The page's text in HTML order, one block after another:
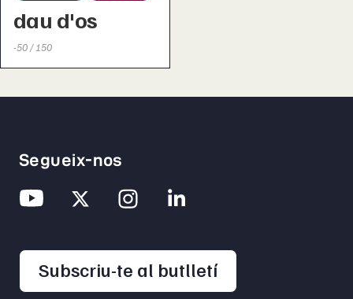
dau d'os
-50 / 150
Segueix-nos
Subscriu-te al butlletíopens in a new